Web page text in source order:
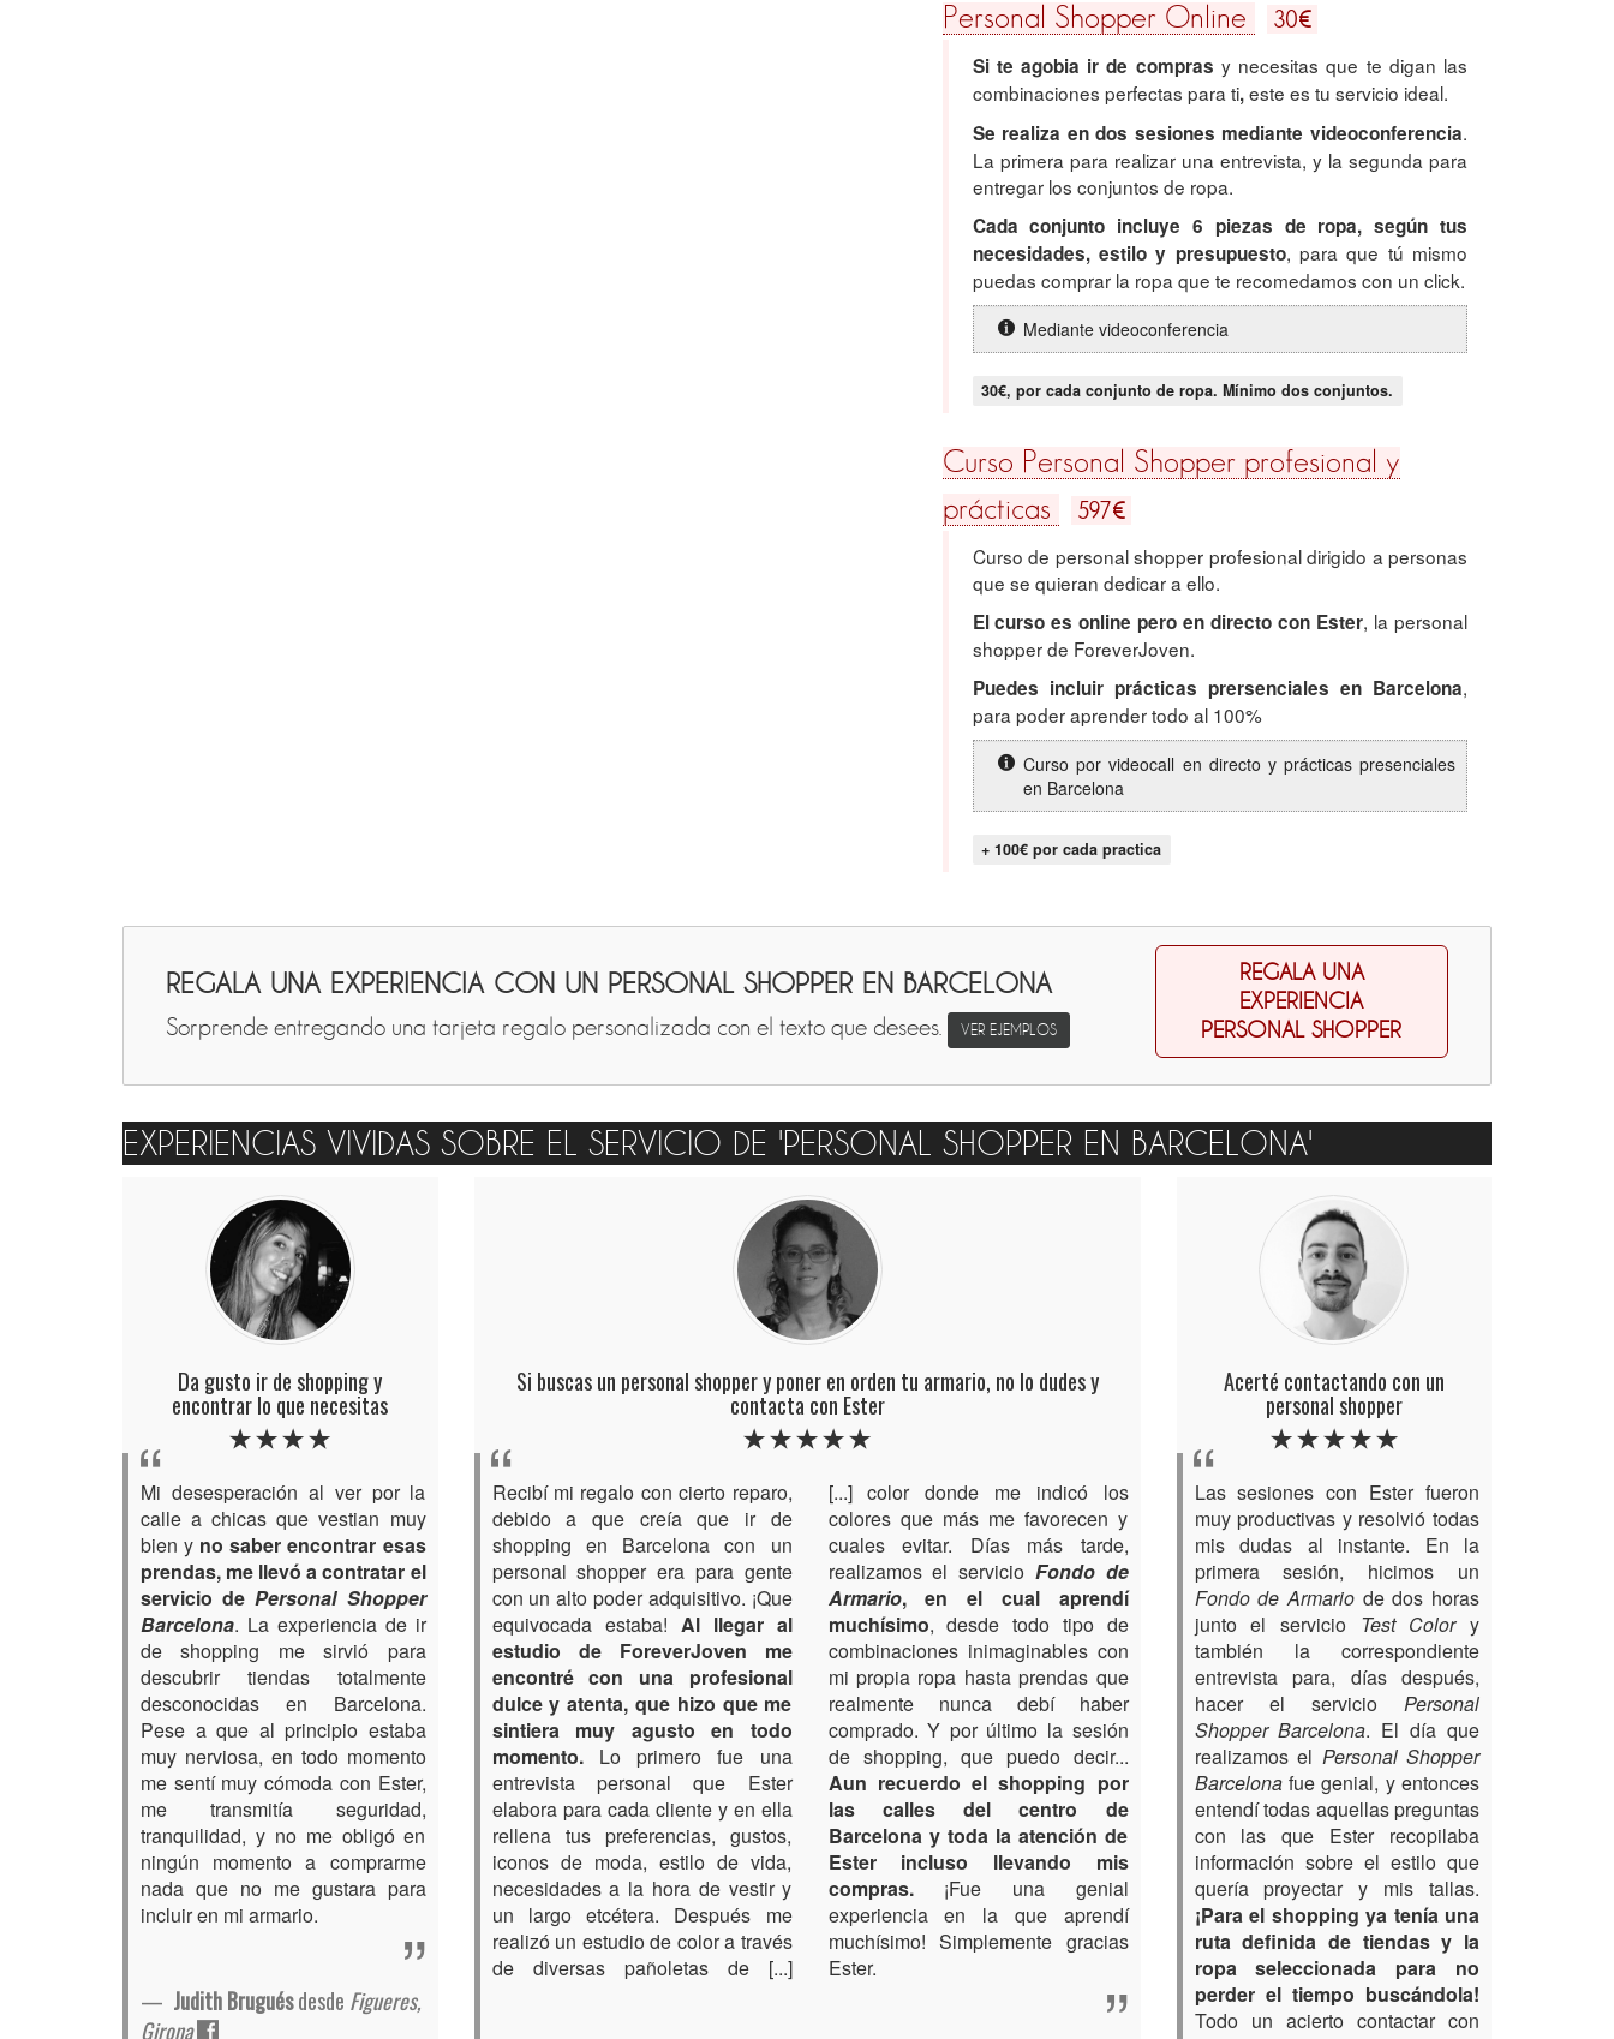
Personal Shopper Online 30€
Si te agobia ir de compras y necesitas que te digan las
combinaciones perfectas para ti,este es tu servicio ideal.
Se realiza en dos sesiones mediante videoconferencia.
La primera para realizar una entrevista, y la segunda para
entregar los conjuntos de ropa.
Cada conjunto incluye 6 piezas de ropa, según tus
necesidades, estilo y presupuesto, para que tú mismo
puedas comprar la ropa que te recomedamos con un click.
Mediante videoconferencia
30€, por cada conjunto de ropa. Mínimo dos conjuntos.
Curso Personal Shopper profesional y
prácticas
597€
Curso de personal shopper profesional dirigido a personas
que se quieran dedicar a ello.
El curso es online pero en directo con Ester, la personal
shopper de ForeverJoven.
Puedes incluir prácticas prersenciales en Barcelona,
para poder aprender todo al 100%
Curso por videocall en directo y prácticas presenciales
en Barcelona
+ 100€ por cada practica
REGALA UNA EXPERIENCIA CON UN PERSONAL SHOPPER EN BARCELONA
Sorprende entregando una tarjeta regalo personalizada con el texto que desees. VER EJEMPLOS
REGALA UNA
EXPERIENCIA
PERSONAL SHOPPER
EXPERIENCIAS VIVIDAS SOBRE EL SERVICIO DE 'PERSONAL SHOPPER EN BARCELONA'
Da gusto ir de shopping y
encontrar lo que necesitas
Mi desesperación al ver por la
calle a chicas que vestian muy
bien y no saber encontrar esas
prendas, me llevó a contratar el
servicio dePersonal Shopper
Barcelona. La experiencia de ir
de shopping me sirvió para
descubrir tiendas totalmente
desconocidas en Barcelona.
Pese a que al principio estaba
muy nerviosa, en todo momento
me sentí muy cómoda con Ester,
me transmitía seguridad,
tranquilidad, y no me obligó en
ningún momento a comprarme
nada que no me gustara para
incluir en mi armario.
Judith Bruguésdesde Figueres,
Girona
Si buscas un personal shopper y poner en orden tu armario, no lo dudes y
contacta con Ester
Recibí mi regalo con cierto reparo,
debido a que creía que ir de
shopping en Barcelona con un
personal shopper era para gente
con un alto poder adquisitivo. ¡Que
equivocada estaba! Al llegar al
estudio de ForeverJoven me
encontré con una profesional
dulce y atenta, que hizo que me
sintiera muy agusto en todo
momento.Lo primero fue una
entrevista personal que Ester
elabora para cada cliente y en ella
rellena tus preferencias, gustos,
iconos de moda, estilo de vida,
necesidades a la hora de vestir y
un largo etcétera. Después me
realizó un estudio de color a través
de diversas pañoletas de [...]
[...] color donde me indicó los
colores que más me favorecen y
cuales evitar. Días más tarde,
realizamos el servicio Fondo de
Armario, en el cual aprendí
muchísimo, desde todo tipo de
combinaciones inimaginables con
mi propia ropa hasta prendas que
realmente nunca debí haber
comprado. Y por último la sesión
de shopping, que puedo decir...
Aun recuerdo el shopping por
las calles del centro de
Barcelona y toda la atención de
Ester incluso llevando mis
compras.¡Fue una genial
experiencia en la que aprendí
muchísimo! Simplemente gracias
Ester.
Acerté contactando con un
personal shopper
Las sesiones con Ester fueron
muy productivas y resolvió todas
mis dudas al instante. En la
primera sesión, hicimos un
Fondo de Armariode dos horas
junto el servicio
Test Colory
también la correspondiente
entrevista para, días después,
hacer el servicio Personal
Shopper Barcelona. El día que
realizamos el Personal Shopper
Barcelonafue genial, y entonces
entendí todas aquellas preguntas
con las que Ester recopilaba
información sobre el estilo que
quería proyectar y mis tallas.
¡Para el shopping ya tenía una
ruta definida de tiendas y la
ropa seleccionada para no
perder el tiempo buscándola!
Todo un acierto contactar con